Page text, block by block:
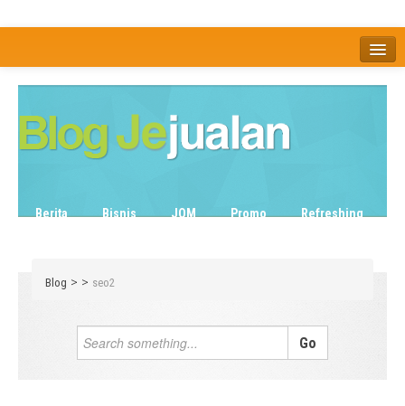
Tentang
Berita Bisnis JOM Promo
Refreshing
Blog > > seo2